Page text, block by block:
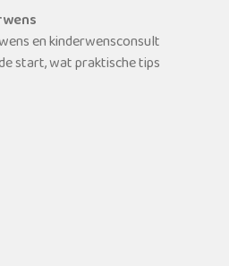
en kinderwensconsult
start, wat praktische tips